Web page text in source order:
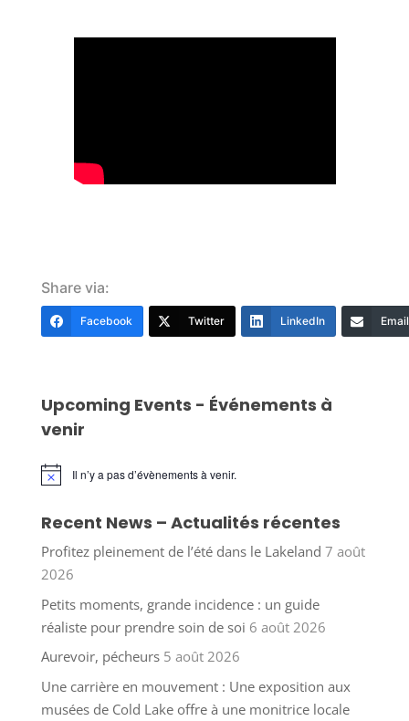
Share via:
Facebook Twitter LinkedIn Email
Upcoming Events - Événements à
venir
Notice Il n’y a pas d’évènements à venir.
Recent News – Actualités récentes
Profitez pleinement de l’été dans le Lakeland 7 août
2026
Petits moments, grande incidence : un guide
réaliste pour prendre soin de soi 6 août 2026
Aurevoir, pécheurs 5 août 2026
Une carrière en mouvement : Une exposition aux
musées de Cold Lake offre à une monitrice locale